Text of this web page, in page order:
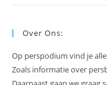
Over Ons:
Op perspodium vind je
Zoals informatie over